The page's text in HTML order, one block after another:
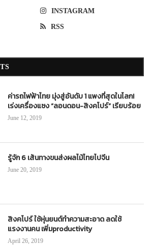
INSTAGRAM
RSS
ค่ารถไฟฟ้าไทย มุ่งสู่อันดับ 1 แพงที่สุดในโลก!
เร่งเครื่องแซง “ลอนดอน-สิงคโปร์” เรียบร้อย
June 12, 2019
รู้จัก 6 เส้นทางขนส่งผลไม้ไทยไปจีน
June 20, 2019
สิงคโปร์ ใช้หุ่นยนต์ทำความสะอาด ลดใช้
แรงงานคน เพิ่มproductivity
April 26, 2019